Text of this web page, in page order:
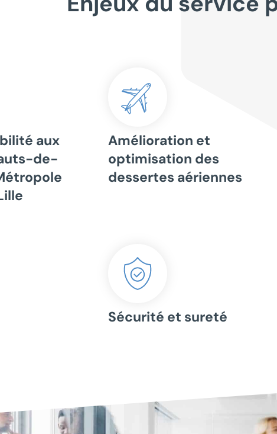
aux
de-
Amélioration et
optimisation des
dessertes aériennes
Sécurité et sureté